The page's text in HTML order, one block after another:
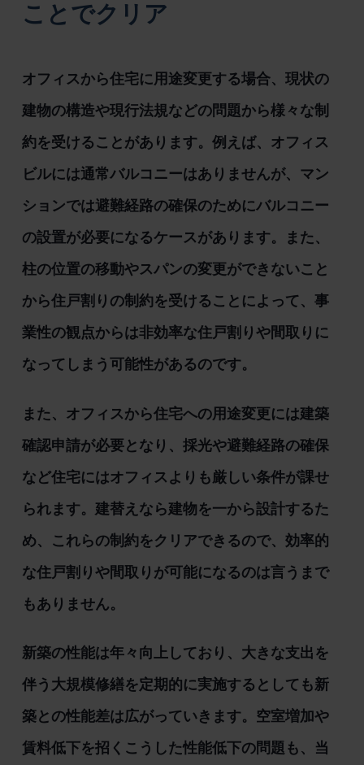
ことでクリア
オフィスから住宅に用途変更する場合、現状の
建物の構造や現行法規などの問題から様々な制
約を受けることがあります。例えば、オフィス
ビルには通常バルコニーはありませんが、マン
ションでは避難経路の確保のためにバルコニー
の設置が必要になるケースがあります。また、
柱の位置の移動やスパンの変更ができないこと
から住戸割りの制約を受けることによって、事
業性の観点からは非効率な住戸割りや間取りに
なってしまう可能性があるのです。
また、オフィスから住宅への用途変更には建築
確認申請が必要となり、採光や避難経路の確保
など住宅にはオフィスよりも厳しい条件が課せ
られます。建替えなら建物を一から設計するた
め、これらの制約をクリアできるので、効率的
な住戸割りや間取りが可能になるのは言うまで
もありません。
新築の性能は年々向上しており、大きな支出を
伴う大規模修繕を定期的に実施するとしても新
築との性能差は広がっていきます。空室増加や
賃料低下を招くこうした性能低下の問題も、当